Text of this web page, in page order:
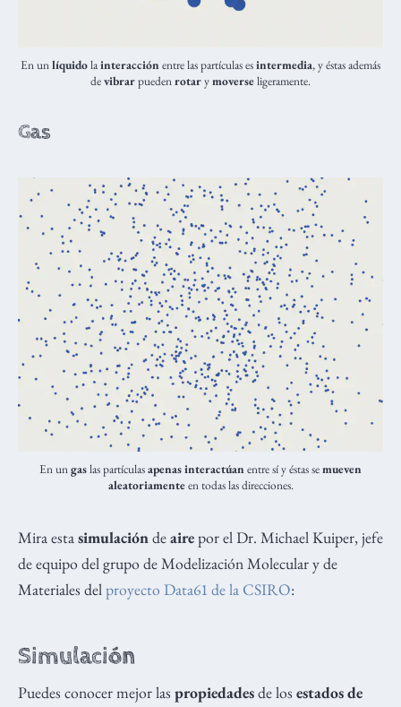
En unlíquidolainteracciónentre las partículas esintermedia, y éstas además
devibrarpuedenrotarymoverseligeramente.
Gas
En ungaslas partículasapenas interactúanentre sí y éstas semueven
aleatoriamenteen todas las direcciones.
Mira estasimulacióndeairepor el Dr. Michael Kuiper, jefe
de equipo del grupo de Modelización Molecular y de
Materiales delproyecto Data61 de la CSIRO:
Simulación
Puedes conocer mejor las propiedadesde los estados de